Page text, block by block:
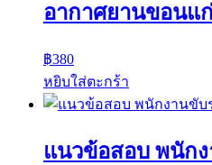
อากาศยานขอนแ
฿380
หยิบใส่ตะกร้า
แนวข้อสอบ พนัก